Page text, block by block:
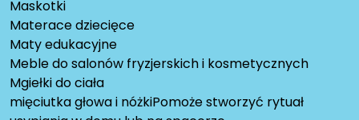
Maskotki
Materace dziecięce
Maty edukacyjne
Meble do salonów fryzjerskich i kosmetycznych
Mgiełki do ciała
mięciutka głowa i nóżkiPomoże stworzyć rytuał